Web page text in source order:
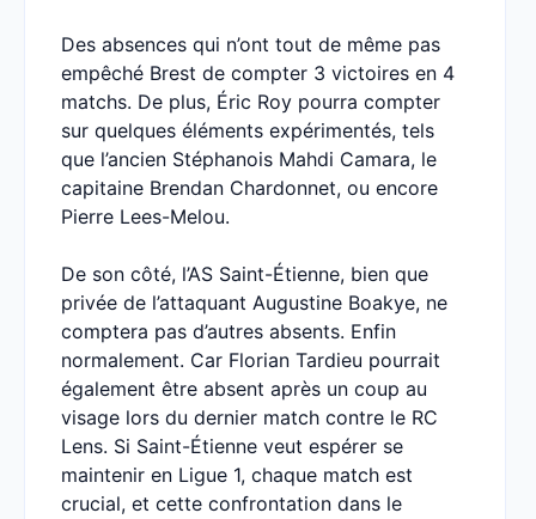
Des absences qui n’ont tout de même pas
empêché Brest de compter 3 victoires en 4
matchs. De plus, Éric Roy pourra compter
sur quelques éléments expérimentés, tels
que l’ancien Stéphanois Mahdi Camara, le
capitaine Brendan Chardonnet, ou encore
Pierre Lees-Melou.
De son côté, l’AS Saint-Étienne, bien que
privée de l’attaquant Augustine Boakye, ne
comptera pas d’autres absents. Enfin
normalement. Car Florian Tardieu pourrait
également être absent après un coup au
visage lors du dernier match contre le RC
Lens. Si Saint-Étienne veut espérer se
maintenir en Ligue 1, chaque match est
crucial, et cette confrontation dans le